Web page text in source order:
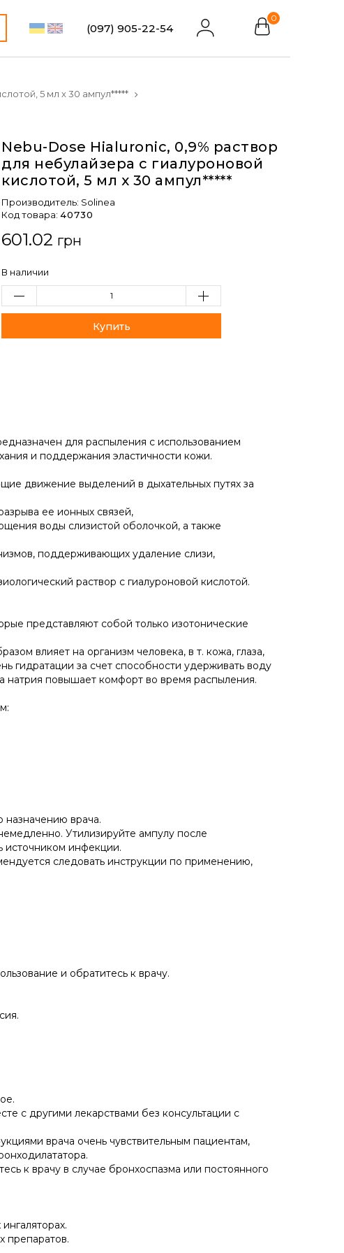
(097) 905-22-54
0
5 мл x 30 ампул*****
Nebu-Dose Hialuronic, 0,9% раствор
для небулайзера с гиалуроновой
кислотой, 5 мл x 30 ампул*****
Производитель: Solinea
Код товара: 40730
601.02 грн
В наличии
для распыления с использованием
и поддержания эластичности кожи.
движение выделений в дыхательных путях за
ее ионных связей,
воды слизистой оболочкой, а также
поддерживающих удаление слизи,
раствор с гиалуроновой кислотой.
представляют собой только изотонические
влияет на организм человека, в т. кожа, глаза,
гидратации за счет способности удерживать воду
натрия повышает комфорт во время распыления.
назначению врача.
Утилизируйте ампулу после
источником инфекции.
следовать инструкции по применению,
и обратитесь к врачу.
с другими лекарствами без консультации с
врача очень чувствительным пациентам,
к врачу в случае бронхоспазма или постоянного
препаратов.